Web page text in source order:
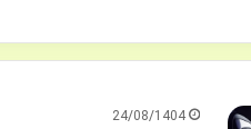
24/08/1404